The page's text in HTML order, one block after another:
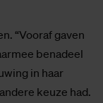
“Vooraf gaven
benadeel
in haar
keuze had.